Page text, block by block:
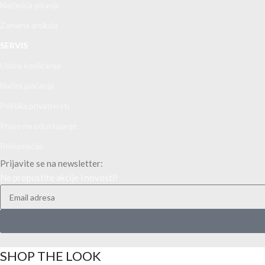
Prijavite se na newsletter:
SHOP THE LOOK